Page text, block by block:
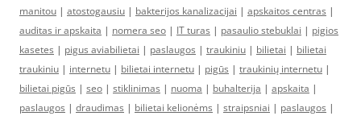
manitou | atostogausiu | bakterijos kanalizacijai | apskaitos centras |
auditas ir apskaita | nomera seo | IT turas | pasaulio stebuklai | pigios
kasetes | pigus aviabilietai | paslaugos | traukiniu | bilietai | bilietai
traukiniu | internetu | bilietai internetu | pigūs | traukinių internetu |
bilietai pigūs | seo | stiklinimas | nuoma | buhalterija | apskaita |
paslaugos | draudimas | bilietai kelionėms | straipsniai | paslaugos |